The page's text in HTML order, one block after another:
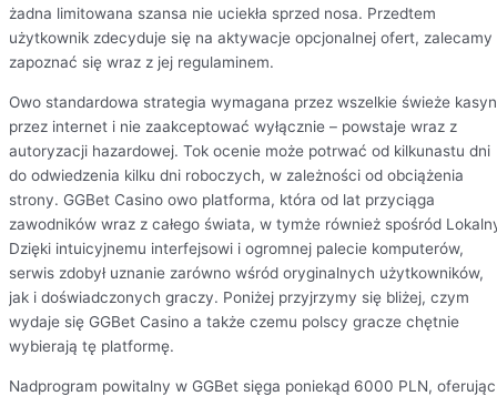
żadna limitowana szansa nie uciekła sprzed nosa. Przedtem
użytkownik zdecyduje się na aktywacje opcjonalnej ofert, zalecamy
zapoznać się wraz z jej regulaminem.
Owo standardowa strategia wymagana przez wszelkie świeże
przez internet i nie zaakceptować wyłącznie – powstaje wraz z
autoryzacji hazardowej. Tok ocenie może potrwać od kilkunastu dni
do odwiedzenia kilku dni roboczych, w zależności od obciążenia
strony. GGBet Casino owo platforma, która od lat przyciąga
zawodników wraz z całego świata, w tymże również spośród
Dzięki intuicyjnemu interfejsowi i ogromnej palecie komputerów,
serwis zdobył uznanie zarówno wśród oryginalnych użytkowników,
jak i doświadczonych graczy. Poniżej przyjrzymy się bliżej, czym
wydaje się GGBet Casino a także czemu polscy gracze chętnie
wybierają tę platformę.
Nadprogram powitalny w GGBet sięga poniekąd 6000 PLN, oferując